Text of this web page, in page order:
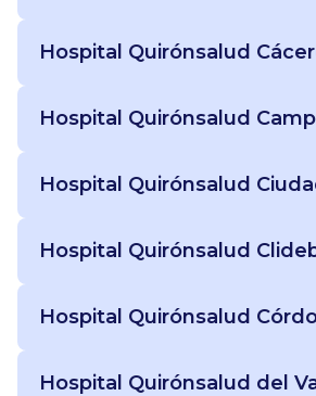
Hospital Quirónsalud
Hospital Quirónsalud
Hospital Quirónsalud
Hospital Quirónsalud
Hospital Quirónsalud
Hospital Quirónsalud del